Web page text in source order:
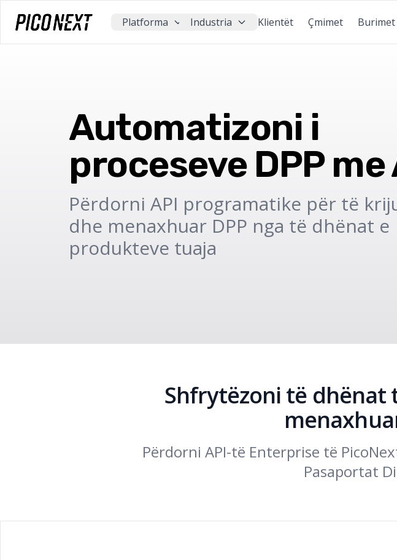
Platforma Industria Klientët Çmimet Burimet
Automatizoni i
proceseve DPP me
Përdorni API programatike për të
dhe menaxhuar DPP nga të dhënat e
produkteve tuaja
Shfrytëzoni të
Përdorni API-të Enterprise të
Pasaportat